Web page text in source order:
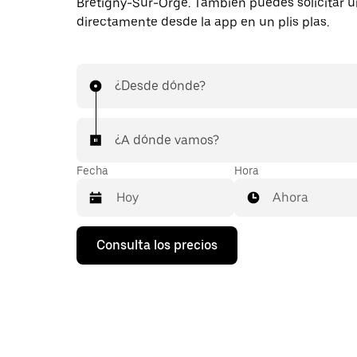
directamente desde la app en un plis plas.
¿Desde dónde?
¿A dónde vamos?
Fecha
Pulsa
flecha
Hora
Ahora
Consulta los precios